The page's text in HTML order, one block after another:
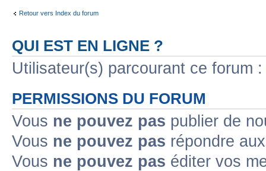
Retour vers Index du forum
QUI EST EN LIGNE ?
Utilisateur(s) parcourant ce forum
PERMISSIONS DU FORUM
Vous ne pouvez pas publier de
Vous ne pouvez pas répondre
Vous ne pouvez pas éditer vos